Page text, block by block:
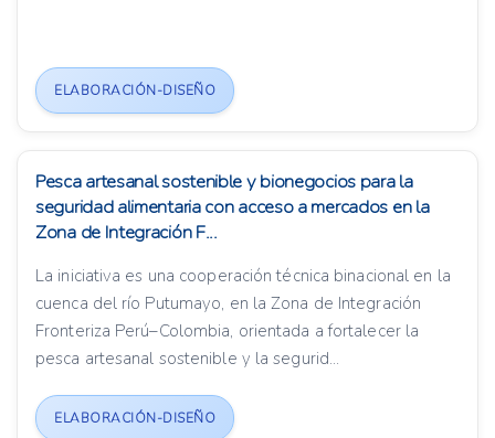
ELABORACIÓN-DISEÑO
Pesca artesanal sostenible y bionegocios para la
seguridad alimentaria con acceso a mercados en la
Zona de Integración F...
La iniciativa es una cooperación técnica binacional en la
cuenca del río Putumayo, en la Zona de Integración
Fronteriza Perú–Colombia, orientada a fortalecer la
pesca artesanal sostenible y la segurid...
ELABORACIÓN-DISEÑO